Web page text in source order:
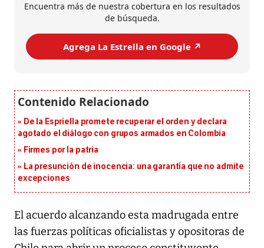
Encuentra más de nuestra cobertura en los resultados
de búsqueda.
Agrega La Estrella en Google ↗️
De la Espriella promete recuperar el orden y declara
agotado el diálogo con grupos armados en Colombia
Firmes por la patria
La presunción de inocencia: una garantía que no admite
excepciones
El acuerdo alcanzando esta madrugada entre
las fuerzas políticas oficialistas y opositoras de